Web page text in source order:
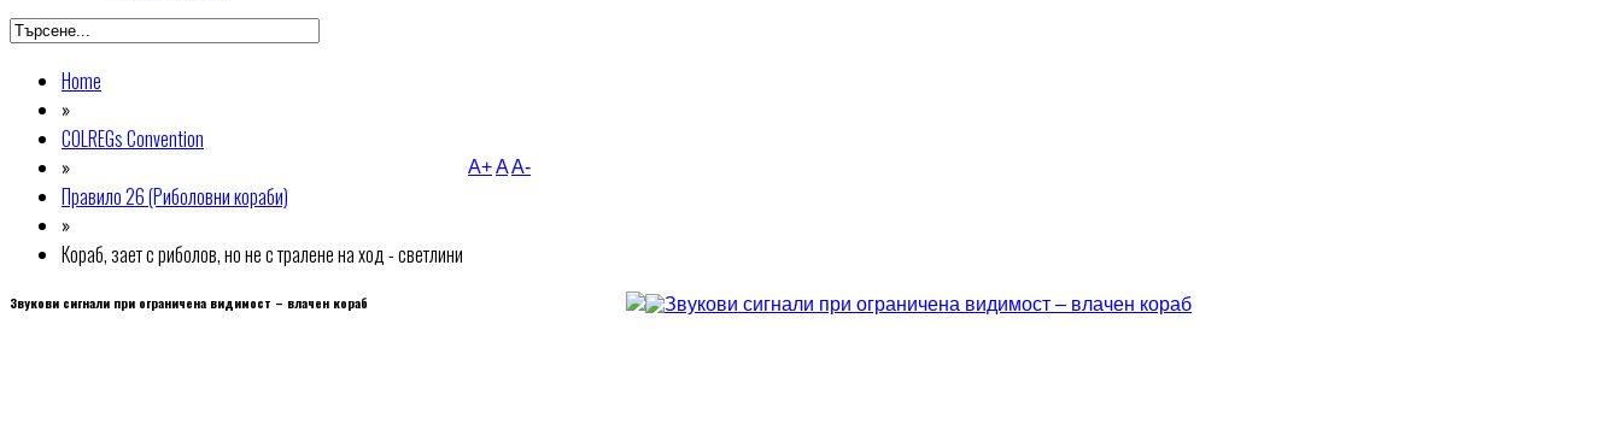
Home
»
COLREGs Convention
»
Правило 26 (Риболовни кораби)
»
Кораб, зает с риболов, но не с тралене на ход - светлини
A+AA-
Звукови сигнали при ограничена видимост – влачен кораб